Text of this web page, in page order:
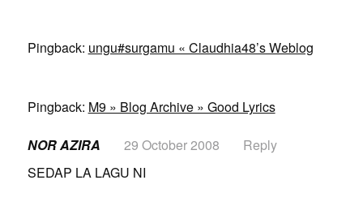
Pingback: ungu#surgamu « Claudhia48’s Weblog
Pingback: M9 » Blog Archive » Good Lyrics
NOR AZIRA 29 October 2008
Reply
SEDAP LA LAGU NI